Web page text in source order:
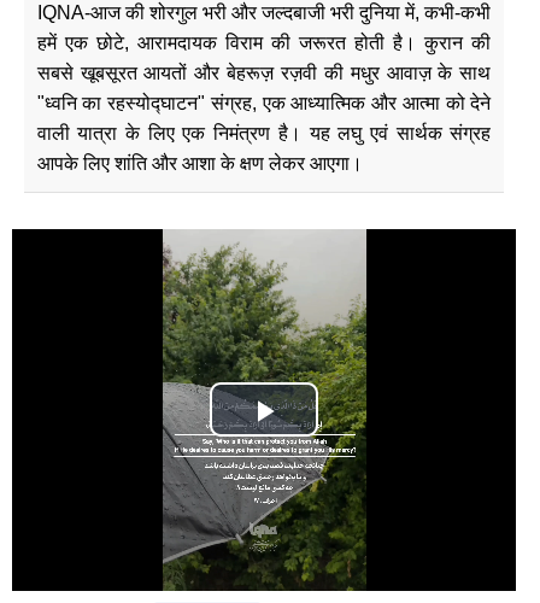
IQNA-आज की शोरगुल भरी और जल्दबाजी भरी दुनिया में, कभी-कभी
हमें एक छोटे, आरामदायक विराम की जरूरत होती है। कुरान की
सबसे खूबसूरत आयतों और बेहरूज़ रज़वी की मधुर आवाज़ के साथ
"ध्वनि का रहस्योद्घाटन" संग्रह, एक आध्यात्मिक और आत्मा को देने
वाली यात्रा के लिए एक निमंत्रण है। यह लघु एवं सार्थक संग्रह
आपके लिए शांति और आशा के क्षण लेकर आएगा।
Play
Video